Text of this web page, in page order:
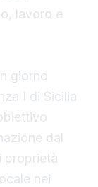
lavoro e
giorno
I di Sicilia
dal
proprietà
nei